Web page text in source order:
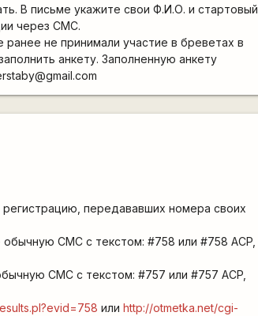
В письме укажите свои Ф.И.О. и стартовый
через СМС.
не принимали участие в бреветах в
анкету. Заполненную анкету
передававших номера своих
СМС с текстом: #758 или #758 ACP,
СМС с текстом: #757 или #757 ACP,
илиhttp://otmetka.net/cgi-